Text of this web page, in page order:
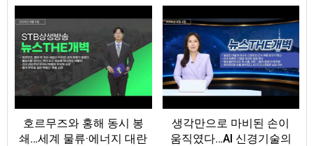
호르무즈와 홍해 동시 봉
쇄…세계 물류·에너지 대란
생각만으로 마비된 손이
움직였다…AI 신경기술의